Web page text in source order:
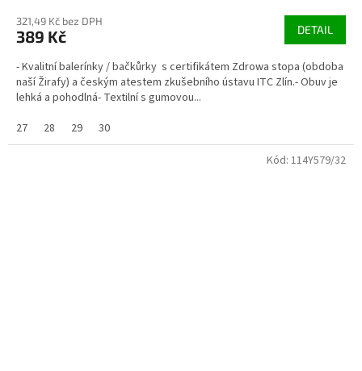
321,49 Kč bez DPH
389 Kč DETAIL
- Kvalitní balerínky / bačkůrky s certifikátem Zdrowa stopa (obdoba
naší Žirafy) a českým atestem zkušebního ústavu ITC Zlín.- Obuv je
lehká a pohodlná- Textilní s gumovou...
27
28 29 30
Kód: 114Y579/32